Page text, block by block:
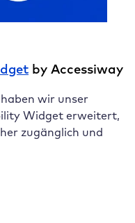
by Accessiway
wir unser
Widget erweitert,
zugänglich und